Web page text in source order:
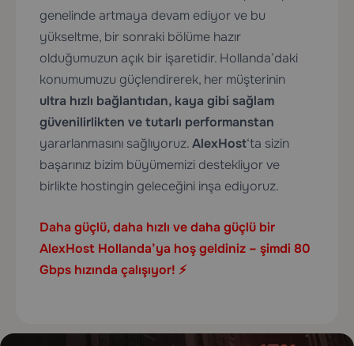
genelinde artmaya devam ediyor ve bu
yükseltme, bir sonraki bölüme hazır
olduğumuzun açık bir işaretidir. Hollanda’daki
konumumuzu güçlendirerek, her müşterinin
ultra hızlı bağlantıdan, kaya gibi sağlam
güvenilirlikten ve tutarlı performanstan
yararlanmasını sağlıyoruz.AlexHost‘ta sizin
başarınız bizim büyümemizi destekliyor ve
birlikte hostingin geleceğini inşa ediyoruz.
Daha güçlü, daha hızlı ve daha güçlü bir
AlexHost Hollanda’ya hoş geldiniz – şimdi 80
Gbps hızında çalışıyor! ⚡